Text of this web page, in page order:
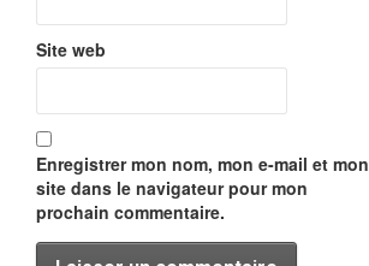
Site web
Enregistrer mon nom, mon e-mail et mon
site dans le navigateur pour mon
prochain commentaire.